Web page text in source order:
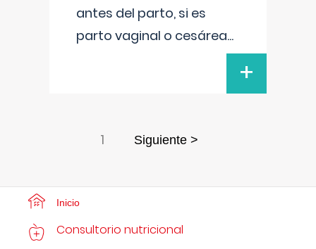
antes del parto, si es
parto vaginal o cesárea...
+
1 Siguiente >
Inicio
Consultorio nutricional